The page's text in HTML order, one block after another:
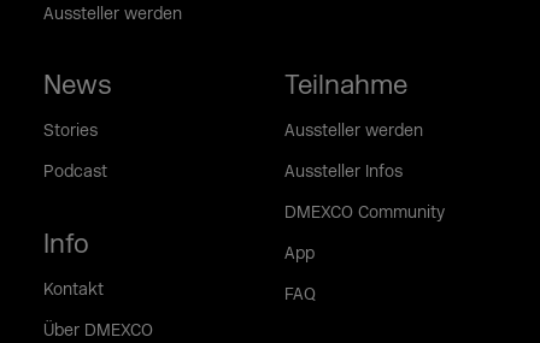
Aussteller werden
News
Stories
Podcast
Info
Kontakt
Über DMEXCO
Teilnahme
Aussteller werden
Aussteller Infos
DMEXCO Community
App
FAQ